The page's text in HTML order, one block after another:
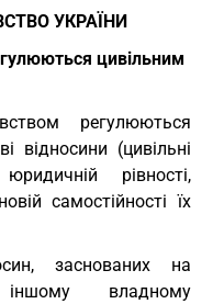
УКРАЇНИ
цивільним
регулюються
відносини (цивільні
рівності,
самостійності їх
заснованих на
іншому владному